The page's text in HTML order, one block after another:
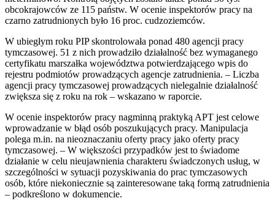
obcokrajowców ze 115 państw. W ocenie inspektorów pracy na
czarno zatrudnionych było 16 proc. cudzoziemców.
W ubiegłym roku PIP skontrolowała ponad 480 agencji pracy
tymczasowej. 51 z nich prowadziło działalność bez wymaganego
certyfikatu marszałka województwa potwierdzającego wpis do
rejestru podmiotów prowadzących agencje zatrudnienia. – Liczba
agencji pracy tymczasowej prowadzących nielegalnie działalność
zwiększa się z roku na rok – wskazano w raporcie.
W ocenie inspektorów pracy nagminną praktyką APT jest celowe
wprowadzanie w błąd osób poszukujących pracy. Manipulacja
polega m.in. na nieoznaczaniu oferty pracy jako oferty pracy
tymczasowej. – W większości przypadków jest to świadome
działanie w celu nieujawnienia charakteru świadczonych usług, w
szczególności w sytuacji pozyskiwania do prac tymczasowych
osób, które niekoniecznie są zainteresowane taką formą zatrudnienia
– podkreślono w dokumencie.